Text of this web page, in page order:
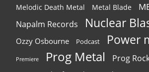
Melodic Death Metal Metal Blade
Napalm Records Nuclear
Ozzy Osbourne Podcast Power
Premiere Prog Metal Prog